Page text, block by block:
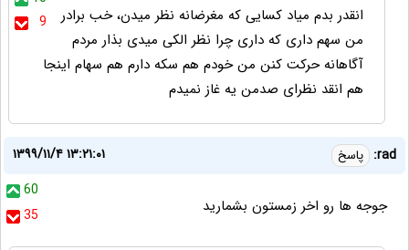
9
انقدر بدم میاد کسایی که مغرضانه نظر میدن، خب برادر
من سهم داری که داری چرا نظر الکی میدی بذار مردم
آگاهانه حرکت کنن من خودم هم سکه دارم هم سهام اینجا
هم انقد نظرای صدمن یه غاز نمیدم
rad: پاسخ
۱۳۹۹/۱۱/۴ ۱۳:۲۱:۰۱
60
35
جوجه ها رو اخر زمستون بشمارید